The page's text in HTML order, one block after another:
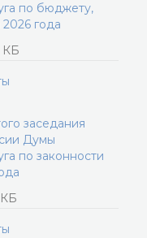
по бюджету,
года
КБ
заседания
Думы
по законности